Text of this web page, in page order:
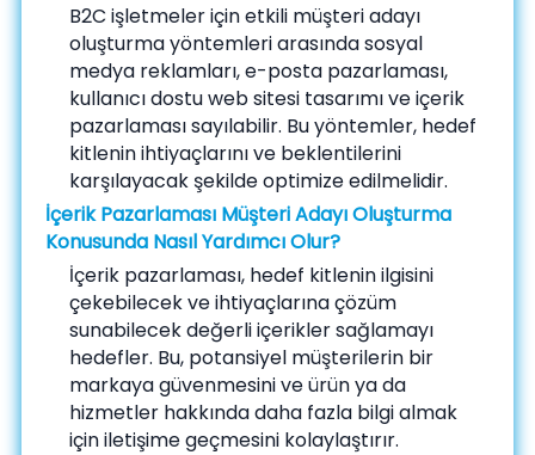
B2C işletmeler için etkili müşteri adayı
oluşturma yöntemleri arasında sosyal
medya reklamları, e-posta pazarlaması,
kullanıcı dostu web sitesi tasarımı ve içerik
pazarlaması sayılabilir. Bu yöntemler, hedef
kitlenin ihtiyaçlarını ve beklentilerini
karşılayacak şekilde optimize edilmelidir.
İçerik Pazarlaması Müşteri Adayı Oluşturma
Konusunda Nasıl Yardımcı Olur?
İçerik pazarlaması, hedef kitlenin ilgisini
çekebilecek ve ihtiyaçlarına çözüm
sunabilecek değerli içerikler sağlamayı
hedefler. Bu, potansiyel müşterilerin bir
markaya güvenmesini ve ürün ya da
hizmetler hakkında daha fazla bilgi almak
için iletişime geçmesini kolaylaştırır.